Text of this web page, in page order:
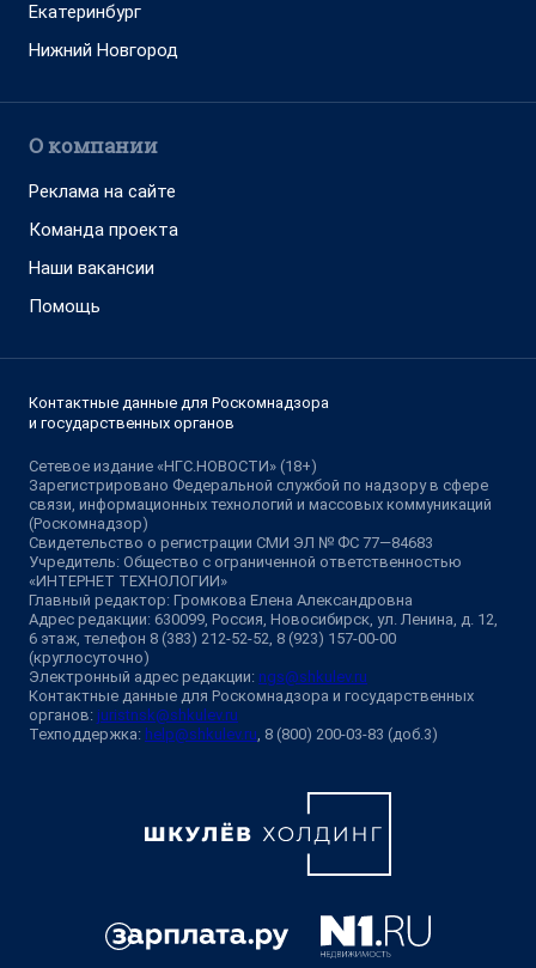
Екатеринбург
Нижний Новгород
О компании
Реклама на сайте
Команда проекта
Наши вакансии
Помощь
Контактные данные для Роскомнадзора
и государственных органов
Сетевое издание «НГС.НОВОСТИ» (18+)
Зарегистрировано Федеральной службой по надзору в сфере
связи, информационных технологий и массовых коммуникаций
(Роскомнадзор)
Свидетельство о регистрации СМИ ЭЛ № ФС 77—84683
Учредитель: Общество с ограниченной ответственностью
«ИНТЕРНЕТ ТЕХНОЛОГИИ»
Главный редактор: Громкова Елена Александровна
Адрес редакции: 630099, Россия, Новосибирск, ул. Ленина, д. 12,
6 этаж, телефон 8 (383) 212-52-52, 8 (923) 157-00-00
(круглосуточно)
Электронный адрес редакции: ngs@shkulev.ru
Контактные данные для Роскомнадзора и государственных
органов: juristnsk@shkulev.ru
Техподдержка: help@shkulev.ru, 8 (800) 200-03-83 (доб.3)